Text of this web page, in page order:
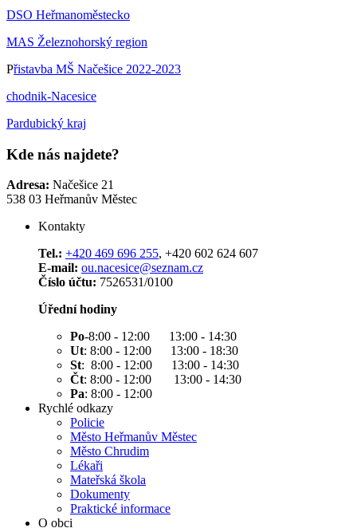
DSO Heřmanoměstecko
MAS Železnohorský region
Přistavba MŠ Načešice 2022-2023
chodnik-Nacesice
Pardubický kraj
Kde nás najdete?
Adresa: Načešice 21
538 03 Heřmanův Městec
Kontakty
Tel.: +420 469 696 255, +420 602 624 607
E-mail: ou.nacesice@seznam.cz
Číslo účtu: 7526531/0100
Úřední hodiny
Po-8:00 - 12:00 13:00 - 14:30
Ut: 8:00 - 12:00 13:00 - 18:30
St: 8:00 - 12:00 13:00 - 14:30
Čt: 8:00 - 12:00 13:00 - 14:30
Pa: 8:00 - 12:00
Rychlé odkazy
Policie
Město Heřmanův Městec
Město Chrudim
Lékaři
Mateřská škola
Dokumenty
Praktické informace
O obci